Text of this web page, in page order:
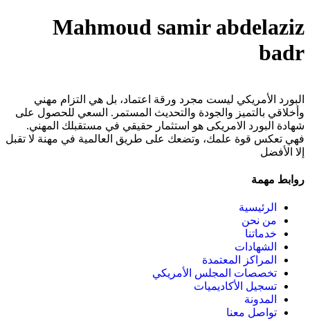
Mahmoud samir abdelaziz
badr
البورد الأمريكي ليست مجرد ورقة اعتماد، بل هي التزام مهني
وأخلاقي بالتميز والجودة والتحديث المستمر. السعي للحصول على
شهادة البورد الامريكى هو استثمار حقيقي في مستقبلك المهني.
فهي تعكس قوة علمك، وتضعك على طريق العالمية في مهنة لا تقبل
إلا الأفضل
روابط مهمة
الرئيسية
من نحن
خدماتنا
الشهادات
المراكز المعتمدة
تخصصات المجلس الأمريكي
تسجيل الأكاديميات
المدونة
تواصل معنا